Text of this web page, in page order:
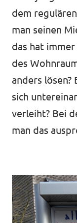
dem
man seinen
das hat
des
anders lösen?
sich
verleiht? Bei
man das